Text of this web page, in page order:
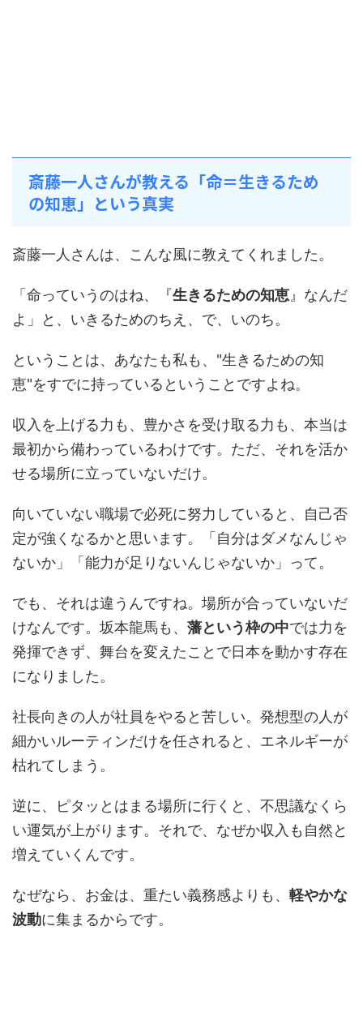
斎藤一人さんが教える「命＝生きるため
の知恵」という真実
斎藤一人さんは、こんな風に教えてくれました。
「命っていうのはね、『生きるための知恵 』なんだ
よ」と、いきるためのちえ、で、いのち。
ということは、あなたも私も、"生きるための知
恵"をすでに持っているということですよね。
収入を上げる力も、豊かさを受け取る力も、本当は
最初から備わっているわけです。ただ、それを活か
せる場所に立っていないだけ。
向いていない職場で必死に努力していると、自己否
定が強くなるかと思います。「自分はダメなんじゃ
ないか」「能力が足りないんじゃないか」って。
でも、それは違うんですね。場所が合っていないだ
けなんです。坂本龍馬も、 藩という枠の中では力を
発揮できず、舞台を変えたことで日本を動かす存在
になりました。
社長向きの人が社員をやると苦しい。発想型の人が
細かいルーティンだけを任されると、エネルギーが
枯れてしまう。
逆に、ピタッとはまる場所に行くと、不思議なくら
い運気が上がります。それで、なぜか収入も自然と
増えていくんです。
なぜなら、お金は、重たい義務感よりも、 軽やかな
波動に集まるからです。